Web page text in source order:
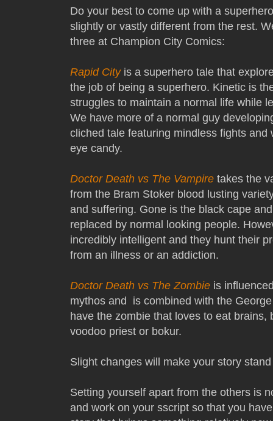
Do your best to come up with a
slightly or vastly different from the rest.
three at Champion City Comics:
Rapid Cityis a superhero tale that
the job of being a superhero. Kinetic is
struggles to maintain a normal life while
We have more of a normal guy
cliched tale featuring mindless fights
eye candy.
Doctor Death vs The Vampire takes the
from the Bram Stoker blood lusting
and suffering. Gone is the black cape
replaced by normal looking people.
incredibly intelligent and they hunt their
from an illness or an addiction.
Doctor Death vs The Zombie is
mythos and is combined with the
have the zombie that loves to eat brains,
voodoo priest or bokur.
Slight changes will make your story
Setting yourself apart from the others is
and work on your sscript so that you